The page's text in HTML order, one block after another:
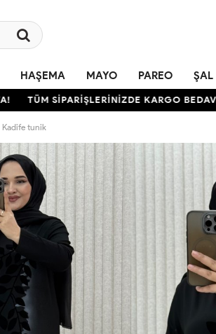
HAŞEMA MAYO PAREO ŞAL
TÜM SİPARİŞLERİNİZDE KARGO BEDAVA!
Kadife tunik